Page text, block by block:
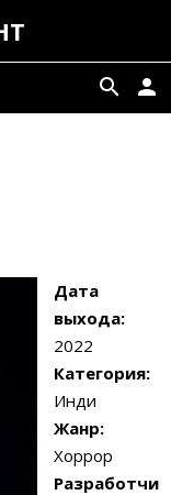
person
search
Дата
выхода:
2022
Категория:
Инди
Жанр:
Хоррор
Разработчи